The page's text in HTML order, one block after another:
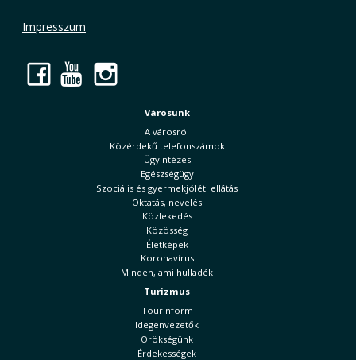
Impresszum
Facebook
YouTube
Városunk
A városról
Közérdekű telefonszámok
Ügyintézés
Egészségügy
Szociális és gyermekjóléti ellátás
Oktatás, nevelés
Közlekedés
Közösség
Életképek
Koronavírus
Minden, ami hulladék
Turizmus
Tourinform
Idegenvezetők
Örökségünk
Érdekességek